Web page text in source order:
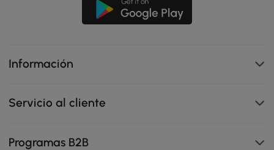
Información
Servicio al cliente
Programas B2B